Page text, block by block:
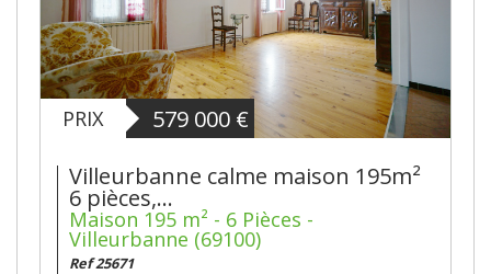
PRIX 579 000 €
Villeurbanne calme maison 195m²
6 pièces,...
Maison 195 m² - 6 Pièces -
Villeurbanne (69100)
Ref 25671